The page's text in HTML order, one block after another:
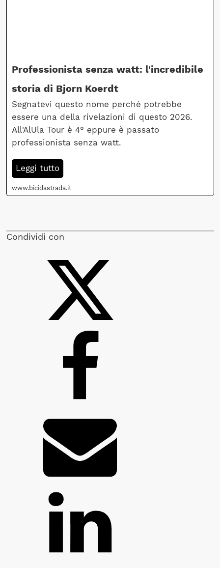
Professionista senza watt: l'incredibile
storia di Bjorn Koerdt
Segnatevi questo nome perché potrebbe
essere una della rivelazioni di questo 2026.
All'AlUla Tour è 4° eppure è passato
professionista senza watt.
Leggi tutto
www.bicidastrada.it
Condividi con